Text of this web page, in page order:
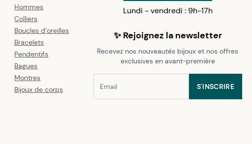
Hommes
Colliers
Boucles d’oreilles
Bracelets
Pendentifs
Bagues
Montres
Bijoux de corps
Lundi - vendredi : 9h-17h
✨ Rejoignez la newsletter
Recevez nos nouveautés bijoux et nos offres
exclusives en avant-première
S'INSCRIRE